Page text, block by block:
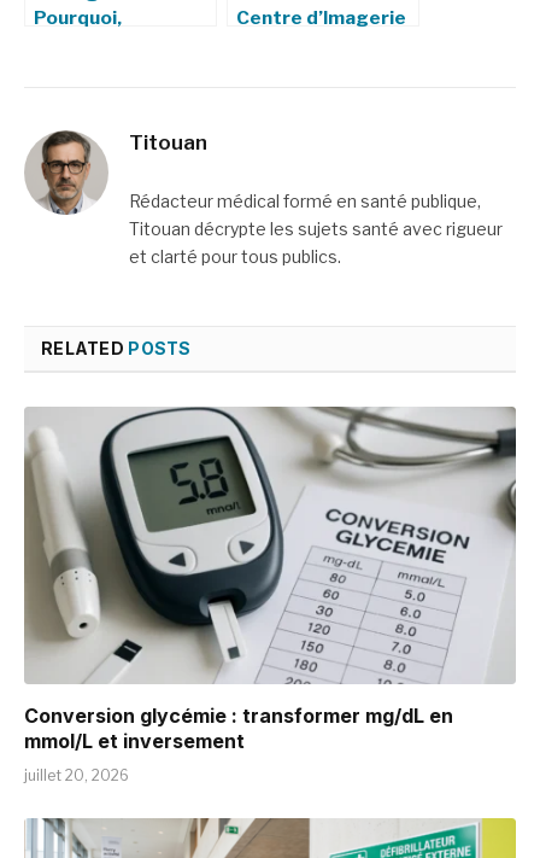
Pourquoi,
Centre d’Imagerie
Titouan
Rédacteur médical formé en santé publique,
Titouan décrypte les sujets santé avec rigueur
et clarté pour tous publics.
RELATED POSTS
Conversion glycémie : transformer mg/dL en
mmol/L et inversement
juillet 20, 2026